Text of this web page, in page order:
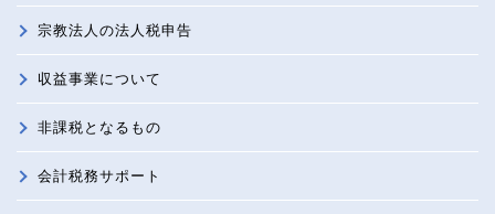
宗教法人の法人税申告
収益事業について
非課税となるもの
会計税務サポート